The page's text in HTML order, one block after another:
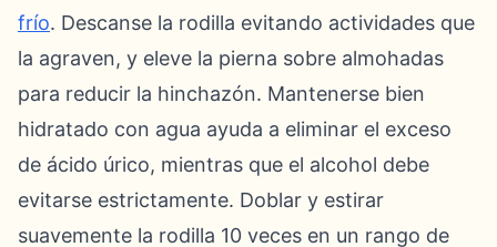
frío. Descanse la rodilla evitando actividades que
la agraven, y eleve la pierna sobre almohadas
para reducir la hinchazón. Mantenerse bien
hidratado con agua ayuda a eliminar el exceso
de ácido úrico, mientras que el alcohol debe
evitarse estrictamente. Doblar y estirar
suavemente la rodilla 10 veces en un rango de